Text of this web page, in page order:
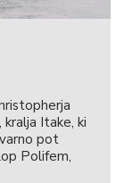
Itake, ki
pot
Polifem,